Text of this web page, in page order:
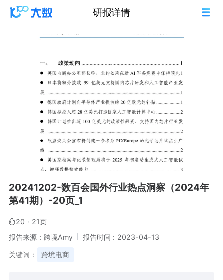
研报详情
20241202-数百会国外行业热点洞察（2024年
第41期）-20页_1
20 · 21页
报告来源：跨境Amy
报告时间：2023-04-13
关键词： 跨境电商